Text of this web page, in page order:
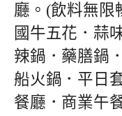
廳。(飲料無限
國牛五花．蒜
辣鍋．藥膳鍋
船火鍋．平日
餐廳．商業午